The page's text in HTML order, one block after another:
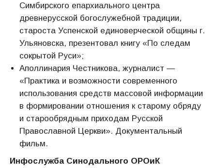
Симбирского епархиального центра
древнерусской богослужебной традиции,
староста Успенской единоверческой общины г.
Ульяновска, презентовал книгу «По следам
сокрытой Руси»;
Аполлинария Честникова, журналист —
«Практика и возможности современного
использования средств массовой информации
в формировании отношения к старому обряду
и старообрядным приходам Русской
Православной Церкви». Документальный
фильм.
Инфослужба Синодального ОРОиК